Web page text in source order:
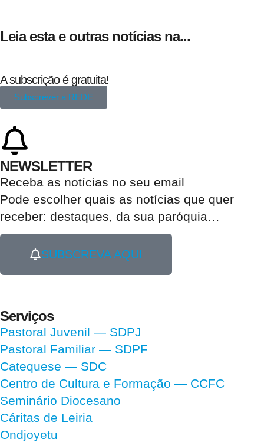
Leia esta e outras notícias na...
A subscrição é gratuita!
Subscrever a REDE
NEWSLETTER
Receba as notícias no seu email​
Pode escolher quais as notícias que quer
receber: destaques, da sua paróquia…
SUBSCREVA AQUI
Serviços
Pastoral Juvenil — SDPJ
Pastoral Familiar — SDPF
Catequese — SDC
Centro de Cultura e Formação — CCFC
Seminário Diocesano
Cáritas de Leiria
Ondjoyetu